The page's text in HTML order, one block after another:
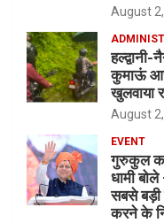
August
हल्द्वानी-
कुमाऊं
खुलवाया
August
EVENT
गुरुकुल
धामी
सबसे
करने के